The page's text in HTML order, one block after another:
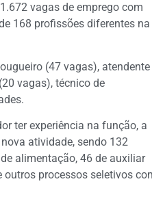
vagas de emprego com
168 profissões diferentes na
(47 vagas), atendente
vagas), técnico de
ter experiência na função, a
atividade, sendo 132
alimentação, 46 de auxiliar
processos seletivos